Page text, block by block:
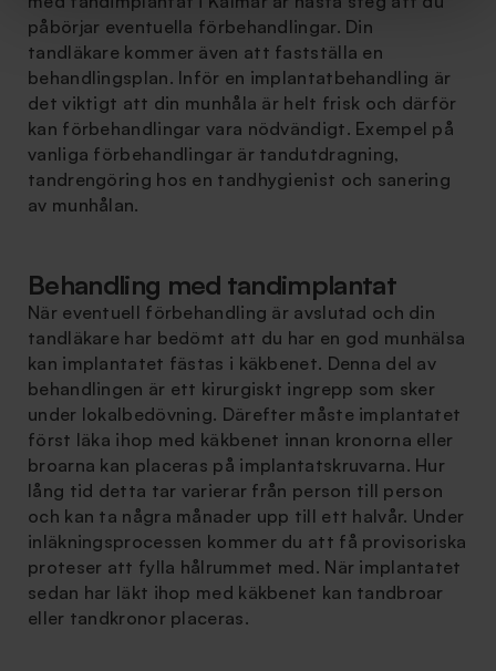
påbörjar eventuella förbehandlingar. Din
tandläkare kommer även att fastställa en
behandlingsplan. Inför en implantatbehandling är
det viktigt att din munhåla är helt frisk och därför
kan förbehandlingar vara nödvändigt. Exempel på
vanliga förbehandlingar är tandutdragning,
tandrengöring hos en tandhygienist och sanering
av munhålan.
Behandling med tandimplantat
När eventuell förbehandling är avslutad och din
tandläkare har bedömt att du har en god munhälsa
kan implantatet fästas i käkbenet. Denna del av
behandlingen är ett kirurgiskt ingrepp som sker
under lokalbedövning. Därefter måste implantatet
först läka ihop med käkbenet innan kronorna eller
broarna kan placeras på implantatskruvarna. Hur
lång tid detta tar varierar från person till person
och kan ta några månader upp till ett halvår. Under
inläkningsprocessen kommer du att få provisoriska
proteser att fylla hålrummet med. När implantatet
sedan har läkt ihop med käkbenet kan tandbroar
eller tandkronor placeras.